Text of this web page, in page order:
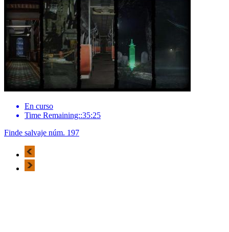
En curso
Time Remaining::35:25
Finde salvaje núm. 197